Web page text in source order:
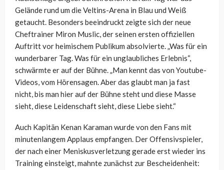
Gelände rund um die Veltins-Arena in Blau und Weiß
getaucht. Besonders beeindruckt zeigte sich der neue
Cheftrainer Miron Muslic, der seinen ersten offiziellen
Auftritt vor heimischem Publikum absolvierte. „Was für ein
wunderbarer Tag. Was für ein unglaubliches Erlebnis“,
schwärmte er auf der Bühne. „Man kennt das von Youtube-
Videos, vom Hörensagen. Aber das glaubt man ja fast
nicht, bis man hier auf der Bühne steht und diese Masse
sieht, diese Leidenschaft sieht, diese Liebe sieht.“
Auch Kapitän Kenan Karaman wurde von den Fans mit
minutenlangem Applaus empfangen. Der Offensivspieler,
der nach einer Meniskusverletzung gerade erst wieder ins
Training einsteigt, mahnte zunächst zur Bescheidenheit: